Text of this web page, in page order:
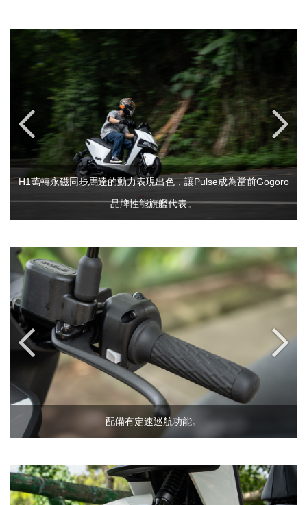
H1萬轉永磁同步馬達的動力表現出色，讓Pulse成為當前Gogoro
品牌性能旗艦代表。
配備有定速巡航功能。